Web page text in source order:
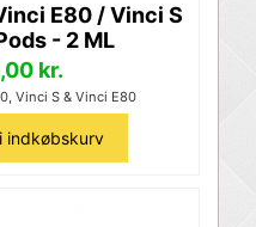
E80 / Vinci S
- 2 ML
kr.
Vinci S & Vinci E80
indkøbskurv